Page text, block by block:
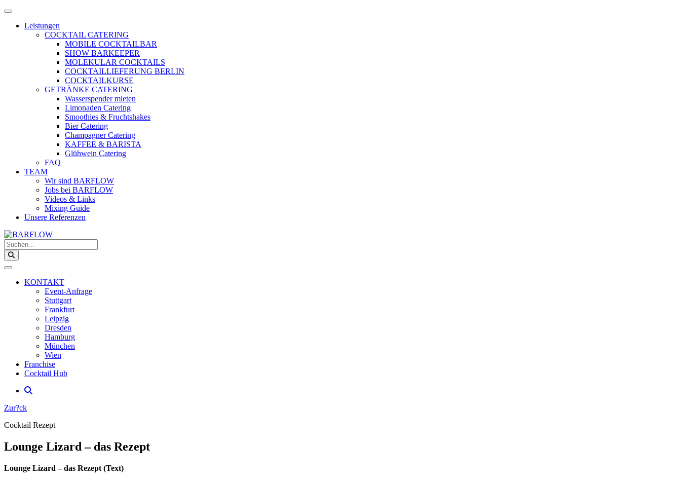
Zum
springen
Menü
öffnenLeistungen
COCKTAIL CATERING
MOBILE COCKTAILBAR
SHOW BARKEEPER
MOLEKULAR COCKTAILS
COCKTAILLIEFERUNG BERLIN
COCKTAILKURSE
GETRÄNKE CATERING
Wasserspender mieten
Limonaden Catering
Smoothies & Fruchtshakes
Bier Catering
Champagner Catering
KAFFEE & BARISTA
Glühwein Catering
FAQ
TEAM
Wir sind BARFLOW
Jobs bei BARFLOW
Videos & Links
Mixing Guide
Unsere Referenzen
Suchen...
KONTAKT
Event-Anfrage
Stuttgart
Frankfurt
Leipzig
Dresden
Hamburg
München
Wien
Franchise
Cocktail Hub
Zur?ck
Cocktail Rezept
Lounge Lizard – das Rezept
Lounge Lizard – das Rezept (Text)